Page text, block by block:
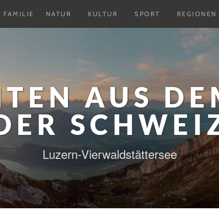
FAMILIE NATUR
Untermenu
KULTUR
Untermenu
SPORT
Untermenu
REGIONEN
AUS
Luzern-Vierwaldstättersee